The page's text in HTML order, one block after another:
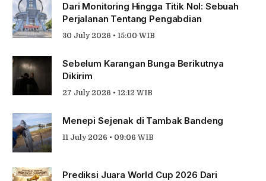
Dari Monitoring Hingga Titik Nol: Sebuah
Perjalanan Tentang Pengabdian
30 July 2026 • 15:00 WIB
Sebelum Karangan Bunga Berikutnya
Dikirim
27 July 2026 • 12:12 WIB
Menepi Sejenak di Tambak Bandeng
11 July 2026 • 09:06 WIB
Prediksi Juara World Cup 2026 Dari